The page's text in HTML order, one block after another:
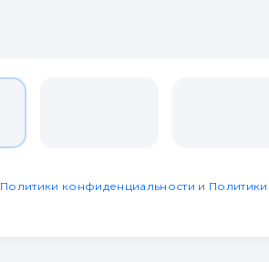
Политики конфиденциальности и